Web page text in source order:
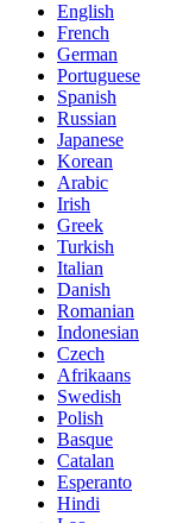
English
French
German
Portuguese
Spanish
Russian
Japanese
Korean
Arabic
Irish
Greek
Turkish
Italian
Danish
Romanian
Indonesian
Czech
Afrikaans
Swedish
Polish
Basque
Catalan
Esperanto
Hindi